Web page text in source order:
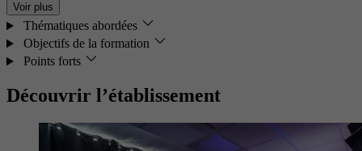
Voir plus
Thématiques abordées
Objectifs de la formation
Points forts
Découvrir l’établissement